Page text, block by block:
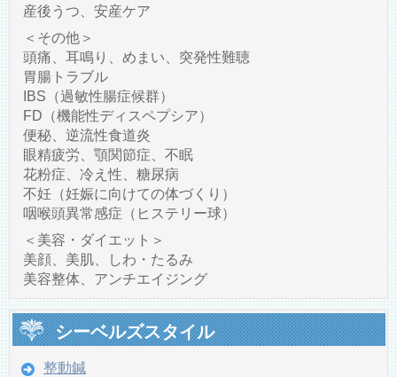
産後うつ、安産ケア
＜その他＞
頭痛、耳鳴り、めまい、突発性難聴
胃腸トラブル
IBS（過敏性腸症候群）
FD（機能性ディスペプシア）
便秘、逆流性食道炎
眼精疲労、顎関節症、不眠
花粉症、冷え性、糖尿病
不妊（妊娠に向けての体づくり）
咽喉頭異常感症（ヒステリー球）
＜美容・ダイエット＞
美顔、美肌、しわ・たるみ
美容整体、アンチエイジング
シーベルズスタイル
整動鍼